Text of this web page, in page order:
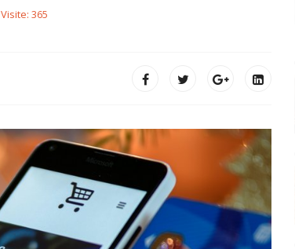
Visite: 365